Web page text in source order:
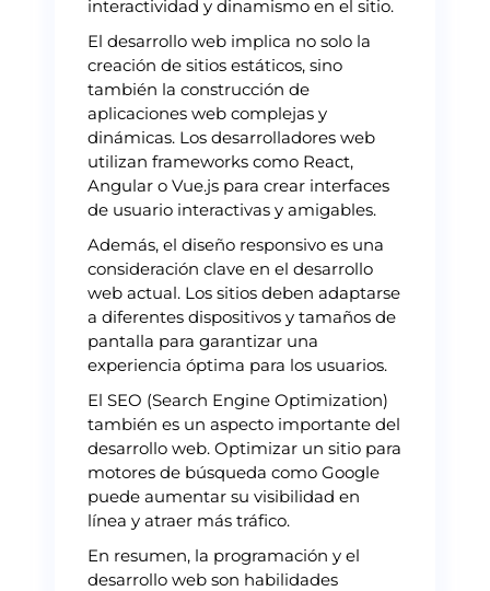
interactividad y dinamismo en el sitio.
El desarrollo web implica no solo la
creación de sitios estáticos, sino
también la construcción de
aplicaciones web complejas y
dinámicas. Los desarrolladores web
utilizan frameworks como React,
Angular o Vue.js para crear interfaces
de usuario interactivas y amigables.
Además, el diseño responsivo es una
consideración clave en el desarrollo
web actual. Los sitios deben adaptarse
a diferentes dispositivos y tamaños de
pantalla para garantizar una
experiencia óptima para los usuarios.
El SEO (Search Engine Optimization)
también es un aspecto importante del
desarrollo web. Optimizar un sitio para
motores de búsqueda como Google
puede aumentar su visibilidad en
línea y atraer más tráfico.
En resumen, la programación y el
desarrollo web son habilidades